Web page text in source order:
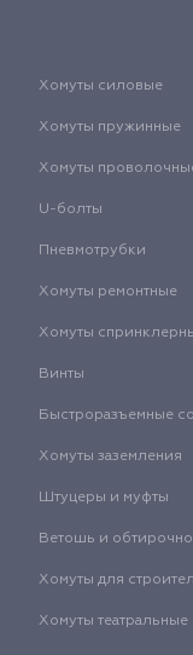
Хомуты силовые
Хомуты пружинные
Хомуты
U-болты
Пневмотрубки
Хомуты ремонтные
Хомуты
Винты
Быстроразъемные
Хомуты заземления
Штуцеры и муфты
Ветошь и
Хомуты для
Хомуты театральные